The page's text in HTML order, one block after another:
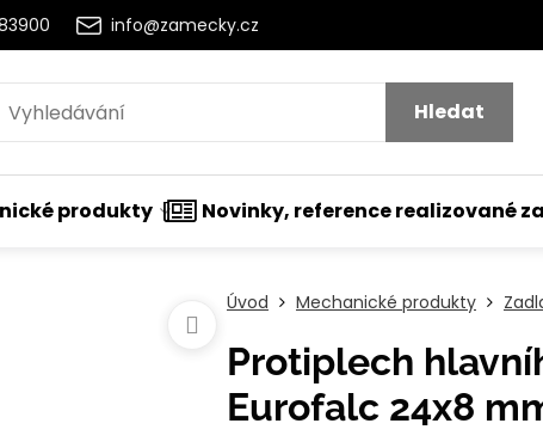
info@zamecky.cz
Hledat
produkty Novinky, reference realizované
Úvod Mechanické produkty
Protiplech
Eurofalc 24x8